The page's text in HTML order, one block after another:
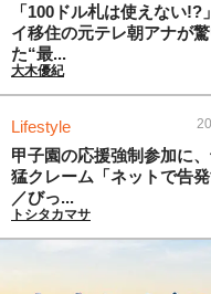
「100ドル札は使えない!?
イ移住の元テレ朝アナが
た“最...
大木優紀
Lifestyle
甲子園の応援強制参加に
猛クレーム「ネットで告発
／びっ...
トシタカマサ